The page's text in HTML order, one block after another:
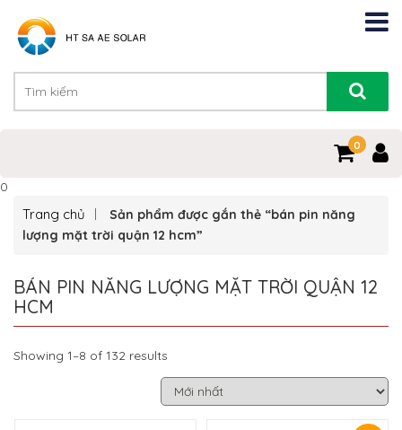
0
0
Trang chủ
Sản phẩm được gắn thẻ “bán pin năng
lượng mặt trời quận 12 hcm”
BÁN PIN NĂNG LƯỢNG MẶT TRỜI QUẬN 12
HCM
Showing 1–8 of 132 results